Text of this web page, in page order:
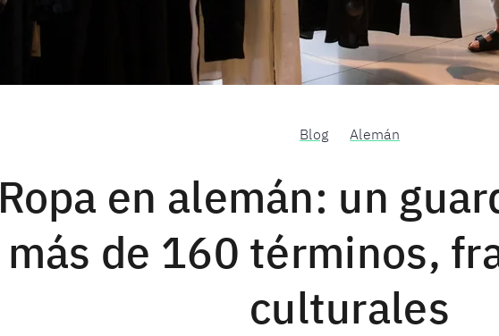
Blog Alemán
Ropa en alemán: un
más de 160 términos,
culturales